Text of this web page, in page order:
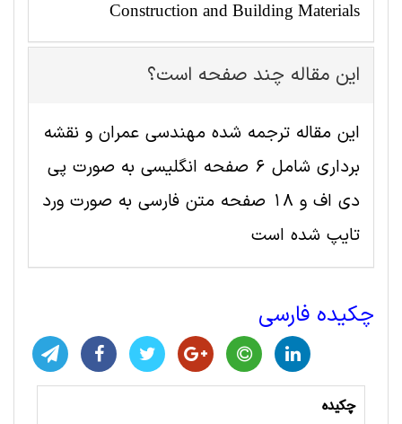
Construction and Building Materials
این مقاله چند صفحه است؟
این مقاله ترجمه شده مهندسی عمران و نقشه
برداری شامل 6 صفحه انگلیسی به صورت پی
دی اف و 18 صفحه متن فارسی به صورت ورد
تایپ شده است
چکیده فارسی
چکیده